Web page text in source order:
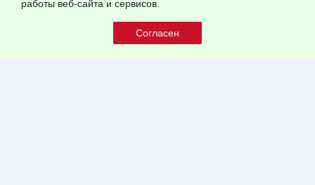
работы веб-сайта и сервисов.